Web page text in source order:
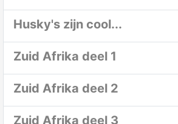
Husky's zijn cool...
Zuid Afrika deel 1
Zuid Afrika deel 2
Zuid Afrika deel 3